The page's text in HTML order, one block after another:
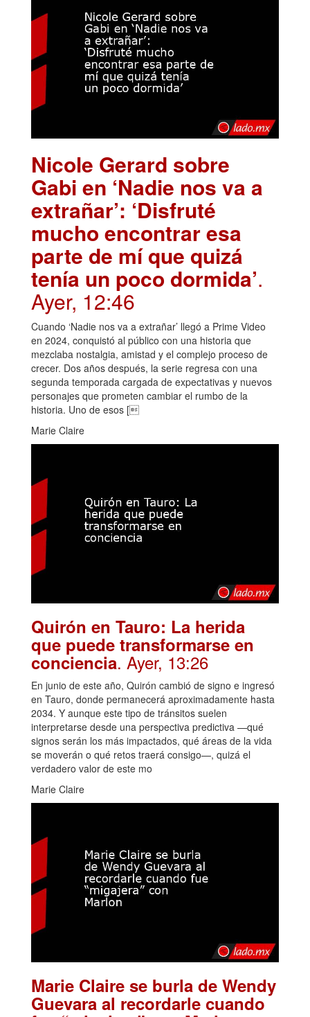
Nicole Gerard sobre
Gabi en ‘Nadie nos va a
extrañar’: ‘Disfruté
mucho encontrar esa
parte de mí que quizá
tenía un poco dormida’.
Ayer, 12:46
Cuando ‘Nadie nos va a extrañar’ llegó a Prime Video
en 2024, conquistó al público con una historia que
mezclaba nostalgia, amistad y el complejo proceso de
crecer. Dos años después, la serie regresa con una
segunda temporada cargada de expectativas y nuevos
personajes que prometen cambiar el rumbo de la
historia. Uno de esos [
Marie Claire
Quirón en Tauro: La herida
que puede transformarse en
conciencia. Ayer, 13:26
En junio de este año, Quirón cambió de signo e ingresó
en Tauro, donde permanecerá aproximadamente hasta
2034. Y aunque este tipo de tránsitos suelen
interpretarse desde una perspectiva predictiva —qué
signos serán los más impactados, qué áreas de la vida
se moverán o qué retos traerá consigo—, quizá el
verdadero valor de este mo
Marie Claire
Marie Claire se burla de Wendy
Guevara al recordarle cuando